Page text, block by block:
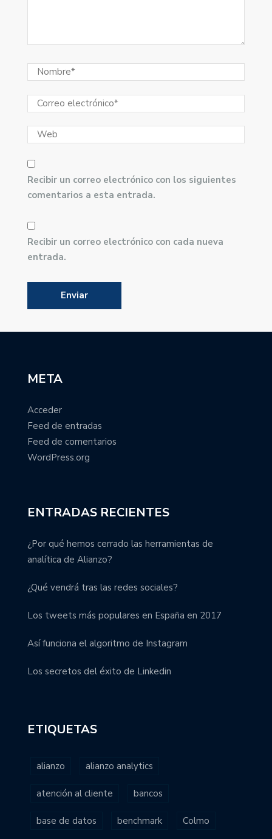
Recibir un correo electrónico con los siguientes
comentarios a esta entrada.
Recibir un correo electrónico con cada nueva
entrada.
META
Acceder
Feed de entradas
Feed de comentarios
WordPress.org
ENTRADAS RECIENTES
¿Por qué hemos cerrado las herramientas de
analítica de Alianzo?
¿Qué vendrá tras las redes sociales?
Los tweets más populares en España en 2017
Así funciona el algoritmo de Instagram
Los secretos del éxito de Linkedin
ETIQUETAS
alianzo alianzo analytics
atención al cliente bancos
base de datos benchmark Colmo